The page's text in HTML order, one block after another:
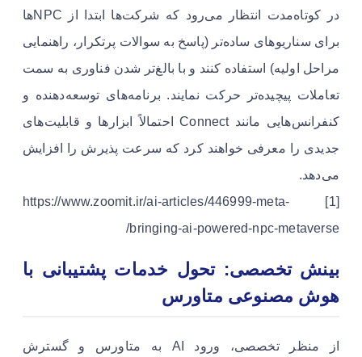
در کوتاه‌مدت انتظار می‌رود که شرکت‌ها ابتدا از NPCها
برای سناریوهای ساده‌تر (پاسخ به سوالات پرتکرار، راهنمایی
مراحل اولیه) استفاده کنند و با بالغ‌تر شدن فناوری به سمت
تعاملات پیچیده‌تر حرکت نمایند. برنامه‌های توسعه‌دهنده و
کنفرانس‌هایی مانند Connect احتمالاً ابزارها و قابلیت‌های
جدیدی را معرفی خواهند کرد که سرعت پذیرش را افزایش
می‌دهد.
[1] https://www.zoomit.ir/ai-articles/446999-meta-
bringing-ai-powered-npc-metaverse/
بینش تخصصی: تحول خدمات پشتیبانی با
هوش مصنوعی متاورس
از منظر تخصصی، ورود AI به متاورس و گسترش